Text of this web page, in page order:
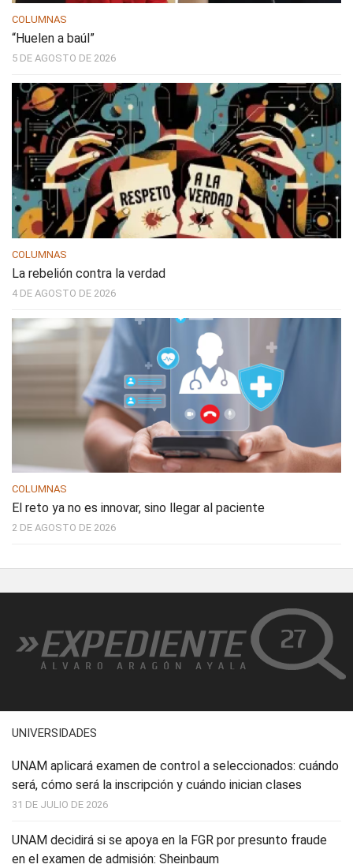
COLUMNAS
“Huelen a baúl”
5 DE AGOSTO DE 2026
COLUMNAS
La rebelión contra la verdad
4 DE AGOSTO DE 2026
COLUMNAS
El reto ya no es innovar, sino llegar al paciente
2 DE AGOSTO DE 2026
UNIVERSIDADES
UNAM aplicará examen de control a seleccionados: cuándo
será, cómo será la inscripción y cuándo inician clases
31 DE JULIO DE 2026
UNAM decidirá si se apoya en la FGR por presunto fraude
en el examen de admisión: Sheinbaum